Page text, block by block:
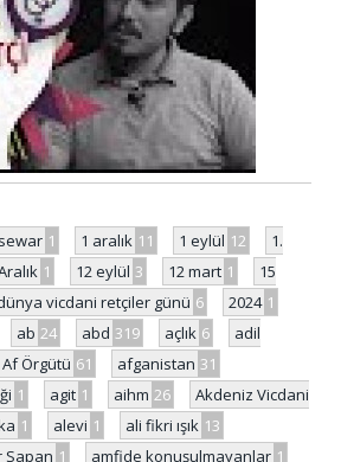
1 1 aralık 11 1 eylül 12
1.
1 12 eylül 3 12 mart 1
15
vicdani retçiler günü 6 2024 1
ab 24 abd 319 açlık 6
adil
Af Örgütü 61 afganistan 31
1 agit 1 aihm 26
Akdeniz Vicdani
1 alevi 1 ali fikri ışık 13
Sapan 1 amfide konuşulmayanlar 1